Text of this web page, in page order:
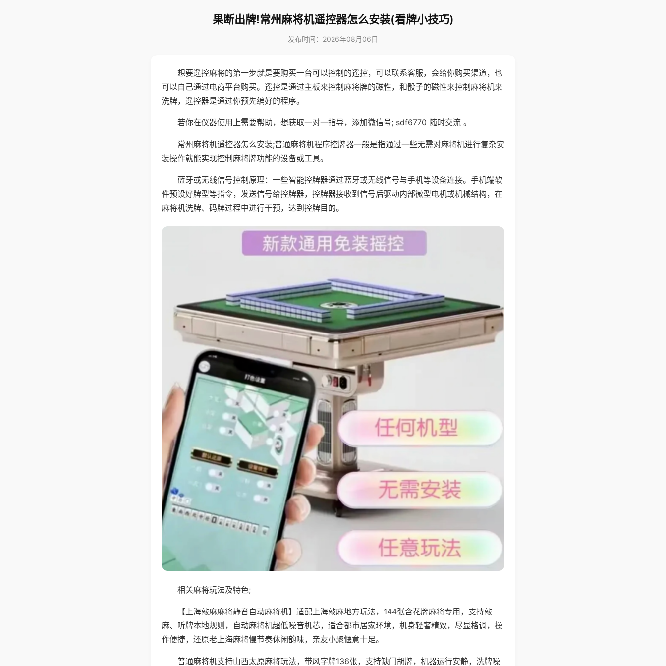
果断出牌!常州麻将机遥控器怎么安装(看牌小技巧)
发布时间：2026年08月06日
想要遥控麻将的第一步就是要购买一台可以控制的遥控，可以联系客服，会给你购买渠道，也
可以自己通过电商平台购买。遥控是通过主板来控制麻将牌的磁性，和骰子的磁性来控制麻将机来
洗牌，遥控器是通过你预先编好的程序。
若你在仪器使用上需要帮助，想获取一对一指导，添加微信号; sdf6770 随时交流 。
常州麻将机遥控器怎么安装;普通麻将机程序控牌器一般是指通过一些无需对麻将机进行复杂安
装操作就能实现控制麻将牌功能的设备或工具。
蓝牙或无线信号控制原理：一些智能控牌器通过蓝牙或无线信号与手机等设备连接。手机端软
件预设好牌型等指令，发送信号给控牌器，控牌器接收到信号后驱动内部微型电机或机械结构，在
麻将机洗牌、码牌过程中进行干预，达到控牌目的。
相关麻将玩法及特色;
【上海敲麻麻将静音自动麻将机】适配上海敲麻地方玩法，144张含花牌麻将专用，支持敲
麻、听牌本地规则，自动麻将机超低噪音机芯，适合都市居家环境，机身轻奢精致，尽显格调，操
作便捷，还原老上海麻将慢节奏休闲韵味，亲友小聚惬意十足。
普通麻将机支持山西太原麻将玩法，带风字牌136张，支持缺门胡牌，机器运行安静，洗牌噪